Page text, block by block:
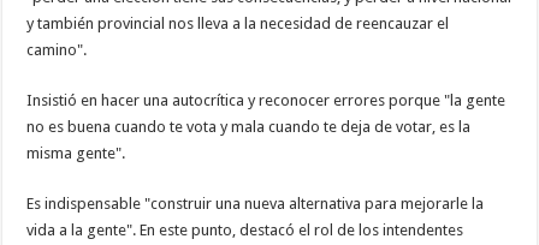
y también provincial nos lleva a la necesidad de reencauzar el
camino".
Insistió en hacer una autocrítica y reconocer errores porque "la gente
no es buena cuando te vota y mala cuando te deja de votar, es la
misma gente".
Es indispensable "construir una nueva alternativa para mejorarle la
vida a la gente". En este punto, destacó el rol de los intendentes